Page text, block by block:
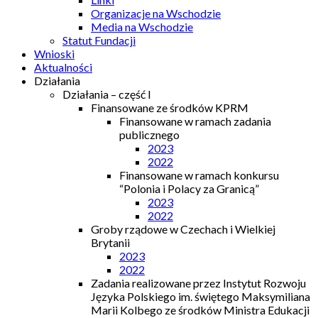
Organizacje na Wschodzie
Media na Wschodzie
Statut Fundacji
Wnioski
Aktualności
Działania
Działania – część I
Finansowane ze środków KPRM
Finansowane w ramach zadania
publicznego
2023
2022
Finansowane w ramach konkursu
“Polonia i Polacy za Granicą”
2023
2022
Groby rządowe w Czechach i Wielkiej
Brytanii
2023
2022
Zadania realizowane przez Instytut Rozwoju
Języka Polskiego im. świętego Maksymiliana
Marii Kolbego ze środków Ministra Edukacji